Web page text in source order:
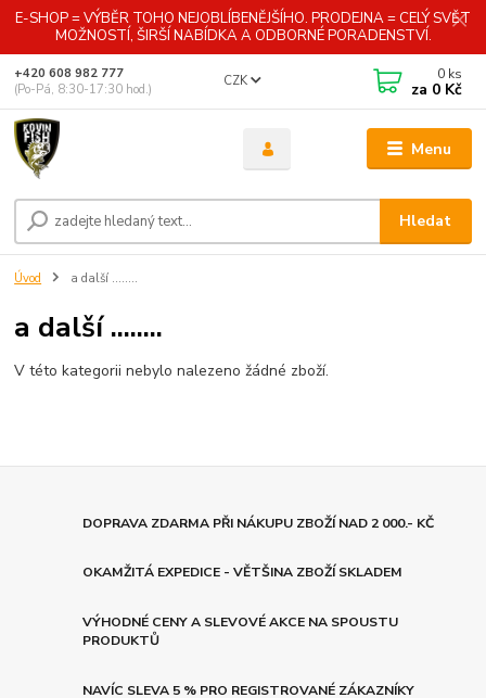
E-SHOP = VÝBĚR TOHO NEJOBLÍBENĚJŠÍHO. PRODEJNA = CELÝ SVĚT
MOŽNOSTÍ, ŠIRŠÍ NABÍDKA A ODBORNÉ PORADENSTVÍ.
Menu
CZK
Hledat
+420 608 982 777
(Po-Pá, 8:30-17:30 hod.)
0 ks
za 0 Kč
Úvod a další ........
a další ........
V této kategorii nebylo nalezeno žádné zboží.
DOPRAVA ZDARMA PŘI NÁKUPU ZBOŽÍ NAD 2 000.- KČ
OKAMŽITÁ EXPEDICE - VĚTŠINA ZBOŽÍ SKLADEM
VÝHODNÉ CENY A SLEVOVÉ AKCE NA SPOUSTU
PRODUKTŮ
NAVÍC SLEVA 5 % PRO REGISTROVANÉ ZÁKAZNÍKY